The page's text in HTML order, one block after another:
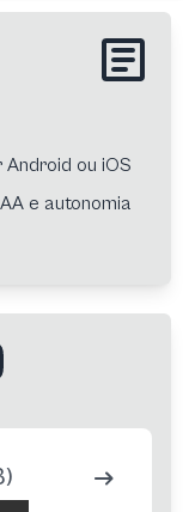
ou iOS
e autonomia